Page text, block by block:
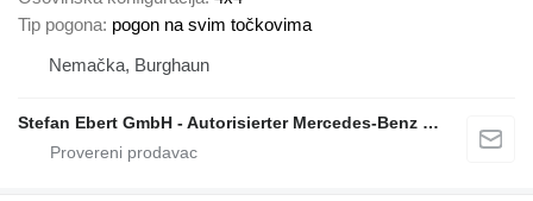
Tip pogona pogon na svim točkovima
Nemačka, Burghaun
Stefan Ebert GmbH - Autorisierter Mercedes-Benz Servicepartner